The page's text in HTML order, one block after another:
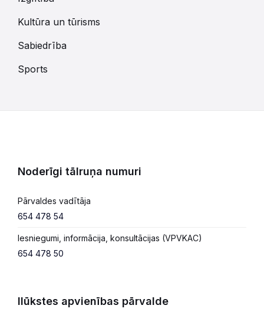
Kultūra un tūrisms
Sabiedrība
Sports
Noderīgi tālruņa numuri
Pārvaldes vadītāja
654 478 54
Iesniegumi, informācija, konsultācijas (VPVKAC)
654 478 50
Ilūkstes apvienības pārvalde